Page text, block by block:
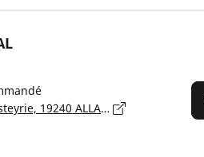
34 Avenue R. de Lasteyrie, 19240 ALLASSAC